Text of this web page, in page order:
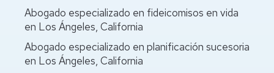
Abogado especializado en fideicomisos en vida
en Los Ángeles, California
Abogado especializado en planificación sucesoria
en Los Ángeles, California